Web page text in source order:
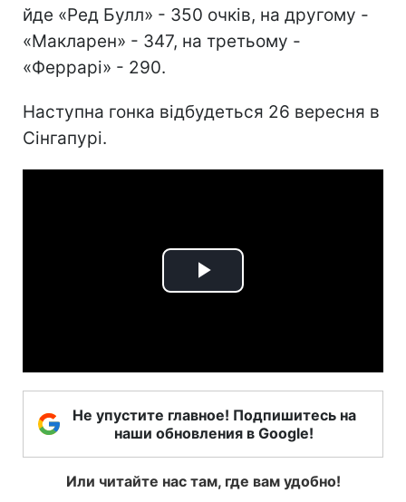
йде «Ред Булл» - 350 очків, на другому -
«Макларен» - 347, на третьому -
«Феррарі» - 290.
Наступна гонка відбудеться 26 вересня в
Сінгапурі.
Play
Не упустите главное! Подпишитесь на
наши обновления в Google!
Или читайте нас там, где вам удобно!